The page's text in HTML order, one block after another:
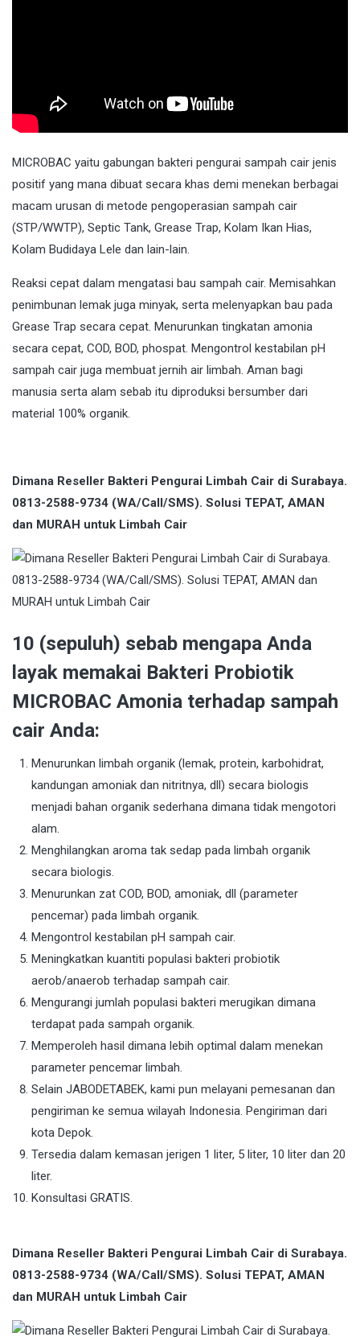
MICROBAC yaitu gabungan bakteri pengurai sampah cair jenis
positif yang mana dibuat secara khas demi menekan berbagai
macam urusan di metode pengoperasian sampah cair
(STP/WWTP), Septic Tank, Grease Trap, Kolam Ikan Hias,
Kolam Budidaya Lele dan lain-lain.
Reaksi cepat dalam mengatasi bau sampah cair. Memisahkan
penimbunan lemak juga minyak, serta melenyapkan bau pada
Grease Trap secara cepat. Menurunkan tingkatan amonia
secara cepat, COD, BOD, phospat. Mengontrol kestabilan pH
sampah cair juga membuat jernih air limbah. Aman bagi
manusia serta alam sebab itu diproduksi bersumber dari
material 100% organik.
Dimana Reseller Bakteri Pengurai Limbah Cair di Surabaya.
0813-2588-9734 (WA/Call/SMS). Solusi TEPAT, AMAN
dan MURAH untuk Limbah Cair
10 (sepuluh) sebab mengapa Anda
layak memakai Bakteri Probiotik
MICROBAC Amonia terhadap sampah
cair Anda:
Menurunkan limbah organik (lemak, protein, karbohidrat,
kandungan amoniak dan nitritnya, dll) secara biologis
menjadi bahan organik sederhana dimana tidak mengotori
alam.
Menghilangkan aroma tak sedap pada limbah organik
secara biologis.
Menurunkan zat COD, BOD, amoniak, dll (parameter
pencemar) pada limbah organik.
Mengontrol kestabilan pH sampah cair.
Meningkatkan kuantiti populasi bakteri probiotik
aerob/anaerob terhadap sampah cair.
Mengurangi jumlah populasi bakteri merugikan dimana
terdapat pada sampah organik.
Memperoleh hasil dimana lebih optimal dalam menekan
parameter pencemar limbah.
Selain JABODETABEK, kami pun melayani pemesanan dan
pengiriman ke semua wilayah Indonesia. Pengiriman dari
kota Depok.
Tersedia dalam kemasan jerigen 1 liter, 5 liter, 10 liter dan 20
liter.
Konsultasi GRATIS.
Dimana Reseller Bakteri Pengurai Limbah Cair di Surabaya.
0813-2588-9734 (WA/Call/SMS). Solusi TEPAT, AMAN
dan MURAH untuk Limbah Cair